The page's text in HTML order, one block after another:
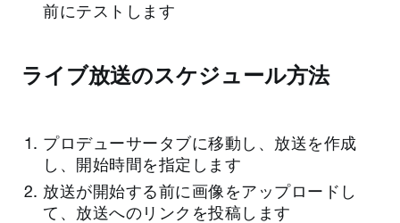
前にテストします
ライブ放送のスケジュール方法
プロデューサータブに移動し、放送を作成
し、開始時間を指定します
放送が開始する前に画像をアップロードし
て、放送へのリンクを投稿します